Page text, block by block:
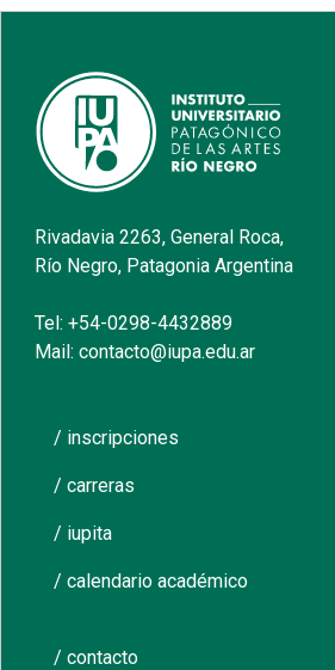
Rivadavia 2263, General Roca,
Río Negro, Patagonia Argentina
Tel: +54-0298-4432889
Mail: contacto@iupa.edu.ar
/ inscripciones
/ carreras
/ iupita
/ calendario académico
/ contacto